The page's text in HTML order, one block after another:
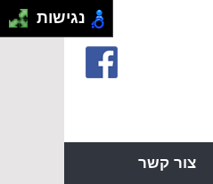
.
צור קשר
נגישות